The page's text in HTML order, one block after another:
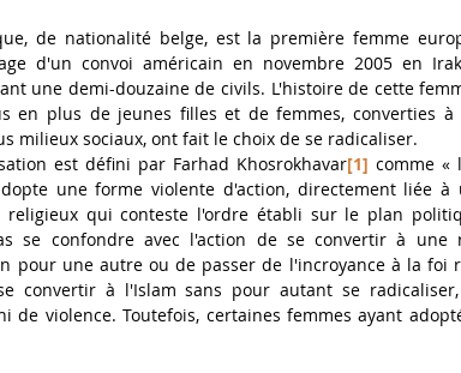
(Focus)
de nationalité belge, est la première femme
d'un convoi américain en novembre 2005 en
une demi-douzaine de civils. L'histoire de cette
en plus de jeunes filles et de femmes, converties
milieux sociaux, ont fait le choix de se radicaliser.
est défini par Farhad Khosrokhavar[1] comme «
une forme violente d'action, directement liée à
religieux qui conteste l'ordre établi sur le plan
se confondre avec l'action de se convertir à une
pour une autre ou de passer de l'incroyance à la foi
convertir à l'Islam sans pour autant se
de violence. Toutefois, certaines femmes ayant